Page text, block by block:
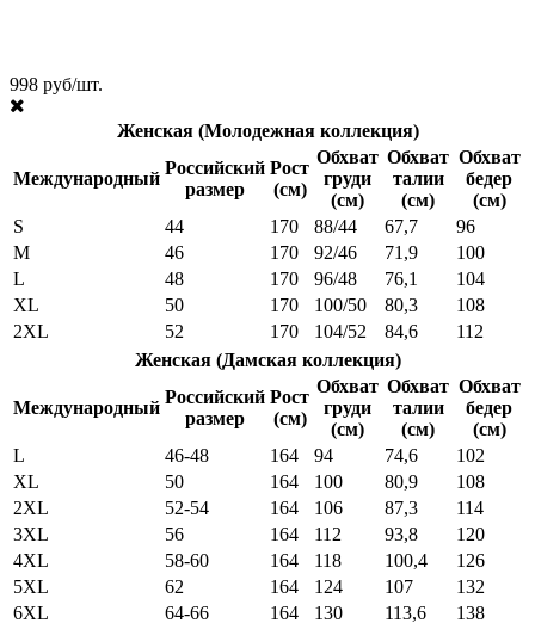
998 руб/шт.
Женская (Молодежная коллекция)
Международный
Российский
размер
Рост
(см)
Обхват
груди
(см)
Обхват
талии
(см)
Обхват
бедер
(см)
S
44 170 88/44 67,7
96
M
46 170 92/46 71,9
100
L
48 170 96/48 76,1
104
XL
50 170 100/50 80,3
108
2XL
52 170 104/52 84,6
112
Женская (Дамская коллекция)
Международный
Российский
размер
Рост
(см)
Обхват
груди
(см)
Обхват
талии
(см)
Обхват
бедер
(см)
L
46-48 164 94 74,6
102
XL
50 164 100 80,9
108
2XL
52-54 164 106 87,3
114
3XL
56 164 112 93,8
120
4XL
58-60 164 118 100,4
126
5XL
62 164 124 107
132
6XL
64-66 164 130 113,6
138